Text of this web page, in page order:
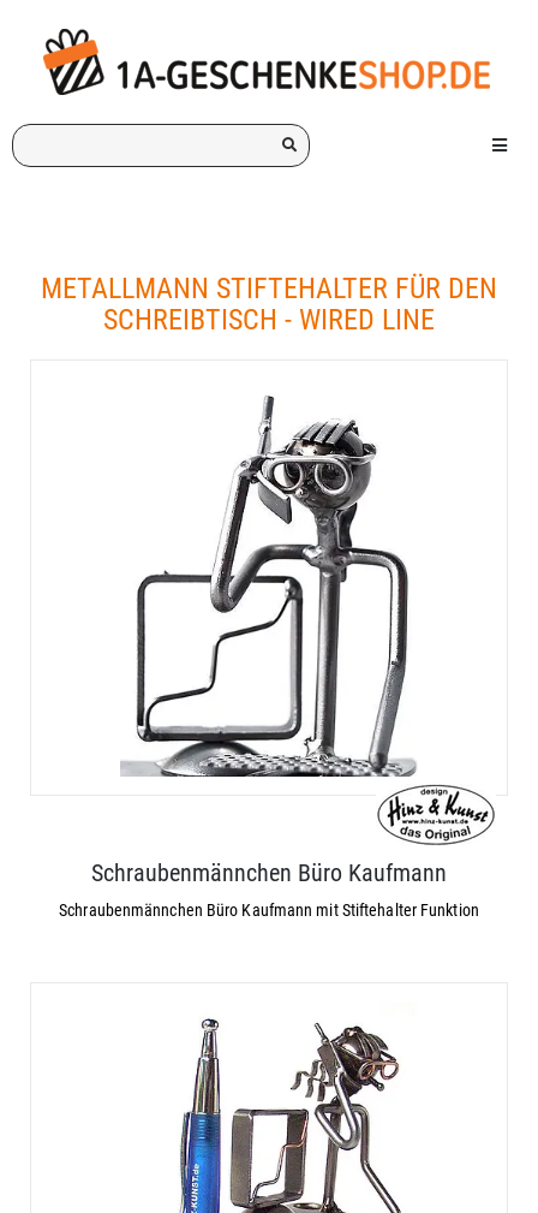
Ich
suche
Menü
METALLMANN STIFTEHALTER FÜR DEN
SCHREIBTISCH - WIRED LINE
Schraubenmännchen Büro Kaufmann
Schraubenmännchen Büro Kaufmann mit Stiftehalter Funktion